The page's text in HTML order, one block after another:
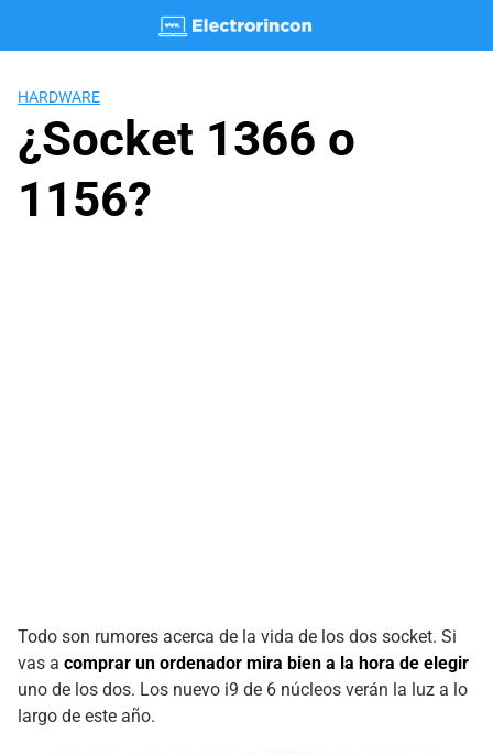
HARDWARE
¿Socket 1366 o
1156?
Todo son rumores acerca de la vida de los dos socket. Si
vas a comprar un ordenador mira bien a la hora de elegir
uno de los dos. Los nuevo i9 de 6 núcleos verán la luz a lo
largo de este año.